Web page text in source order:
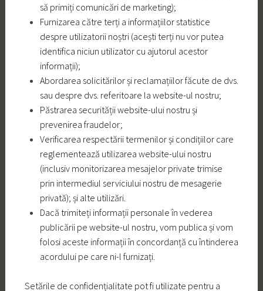
să primiți comunicări de marketing);
Furnizarea către terți a informațiilor statistice
despre utilizatorii noștri (acești terți nu vor putea
identifica niciun utilizator cu ajutorul acestor
informații);
Abordarea solicitărilor și reclamațiilor făcute de dvs.
sau despre dvs. referitoare la website-ul nostru;
Păstrarea securității website-ului nostru și
prevenirea fraudelor;
Verificarea respectării termenilor și condițiilor care
reglementează utilizarea website-ului nostru
(inclusiv monitorizarea mesajelor private trimise
prin intermediul serviciului nostru de mesagerie
privată); și alte utilizări.
Dacă trimiteți informații personale în vederea
publicării pe website-ul nostru, vom publica și vom
folosi aceste informații în concordanță cu întinderea
acordului pe care ni-l furnizați.
Setările de confidențialitate pot fi utilizate pentru a